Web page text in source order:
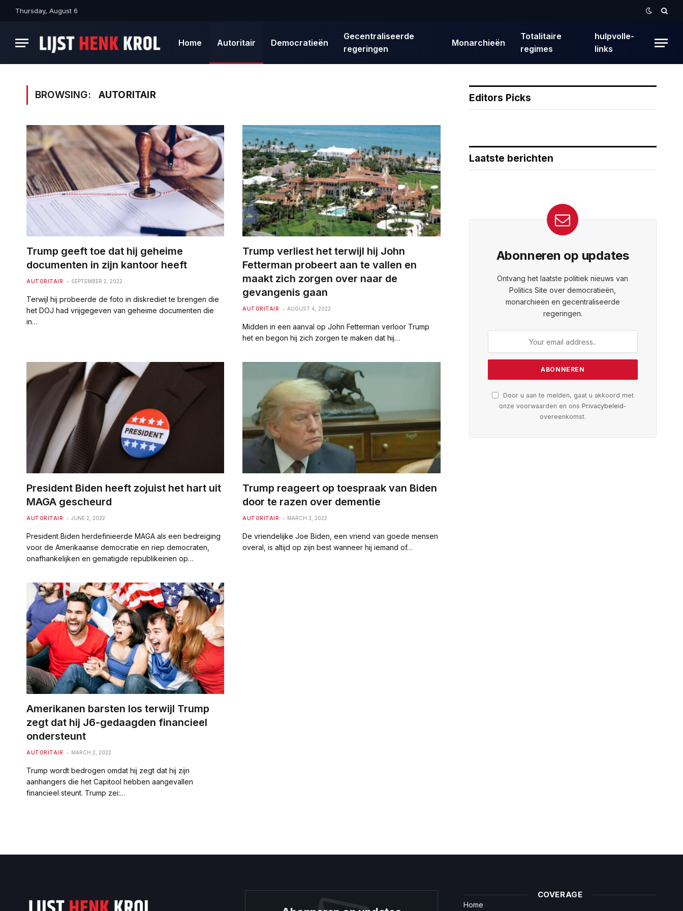
Thursday, August 6
Home Autoritair Democratieën
Gecentraliseerde
regeringen
Monarchieën
Totalitaire
regimes
hulpvolle-
links
BROWSING: AUTORITAIR
Trump geeft toe dat hij geheime
documenten in zijn kantoor heeft
AUTORITAIR SEPTEMBER 2, 2022
Terwijl hij probeerde de foto in diskrediet te brengen die
het DOJ had vrijgegeven van geheime documenten die
in…
Trump verliest het terwijl hij John
Fetterman probeert aan te vallen en
maakt zich zorgen over naar de
gevangenis gaan
AUTORITAIR AUGUST 4, 2022
Midden in een aanval op John Fetterman verloor Trump
het en begon hij zich zorgen te maken dat hij…
President Biden heeft zojuist het hart uit
MAGA gescheurd
AUTORITAIR JUNE 2, 2022
President Biden herdefinieerde MAGA als een bedreiging
voor de Amerikaanse democratie en riep democraten,
onafhankelijken en gematigde republikeinen op…
Trump reageert op toespraak van Biden
door te razen over dementie
AUTORITAIR MARCH 3, 2022
De vriendelijke Joe Biden, een vriend van goede mensen
overal, is altijd op zijn best wanneer hij iemand of…
Amerikanen barsten los terwijl Trump
zegt dat hij J6-gedaagden financieel
ondersteunt
AUTORITAIR MARCH 2, 2022
Trump wordt bedrogen omdat hij zegt dat hij zijn
aanhangers die het Capitool hebben aangevallen
financieel steunt. Trump zei:…
Editors Picks
Laatste berichten
Abonneren op updates
Ontvang het laatste politiek nieuws van
Politics Site over democratieën,
monarchieën en gecentraliseerde
regeringen.
Door u aan te melden, gaat u akkoord met
onze voorwaarden en ons Privacybeleid-
overeenkomst.
COVERAGE
Home